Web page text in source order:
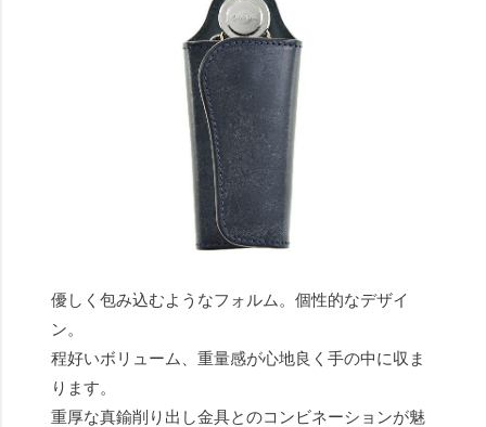
優しく包み込むようなフォルム。個性的なデザイ
ン。
程好いボリューム、重量感が心地良く手の中に収ま
ります。
重厚な真鍮削り出し金具とのコンビネーションが魅